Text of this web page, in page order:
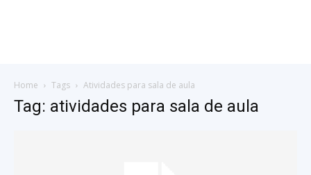
Home Tags Atividades para sala de aula
Tag: atividades para sala de aula